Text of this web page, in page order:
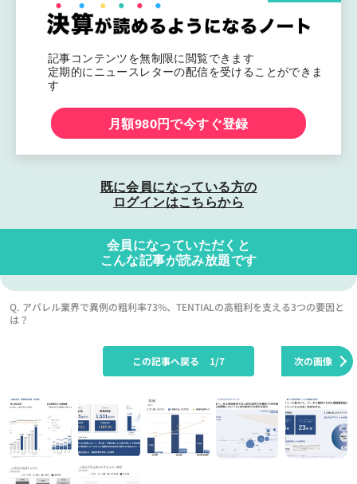
記事コンテンツを無制限に閲覧できます
定期的にニュースレターの配信を受けることができま
す
月額980円で今すぐ登録
既に会員になっている方の
ログインはこちらから
会員になっていただくと
こんな記事が読み放題です
Q. アパレル業界で異例の粗利率73%、TENTIALの高粗利を支える3つの要因と
は？
次の画像
この記事へ戻る 1/7